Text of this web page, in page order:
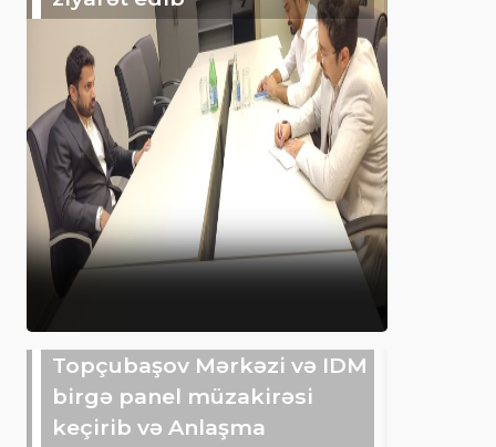
Topçubaşov Mərkəzi və IDM
birgə panel müzakirəsi
keçirib və Anlaşma